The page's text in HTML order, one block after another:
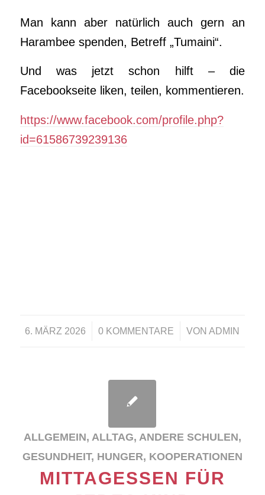
Man kann aber natürlich auch gern an
Harambee spenden, Betreff „Tumaini“.
Und was jetzt schon hilft – die
Facebookseite liken, teilen, kommentieren.
https://www.facebook.com/profile.php?
id=61586739239136
6. MÄRZ 2026
/ 0 KOMMENTARE
/ VONADMIN
ALLGEMEIN, ALLTAG, ANDERE SCHULEN,
GESUNDHEIT, HUNGER, KOOPERATIONEN
MITTAGESSEN FÜR